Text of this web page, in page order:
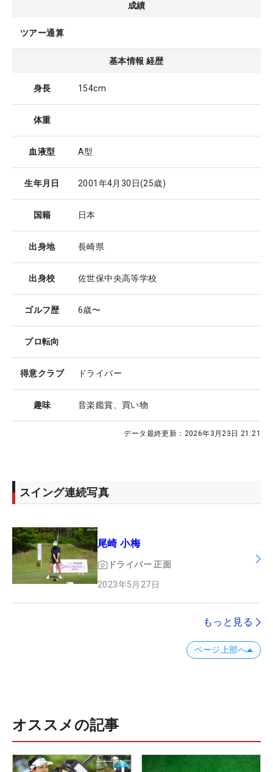
成績
ツアー通算
基本情報 経歴
身長 154cm
体重
血液型 A型
生年月日 2001年4月30日(25歳)
国籍 日本
出身地 長崎県
出身校 佐世保中央高等学校
ゴルフ歴 6歳〜
プロ転向
得意クラブ ドライバー
趣味 音楽鑑賞、買い物
データ最終更新： 2026年3月23日 21:21
スイング連続写真
尾崎 小梅
ドライバー 正面
2023年5月27日
もっと見る
ページ上部へ
オススメの記事